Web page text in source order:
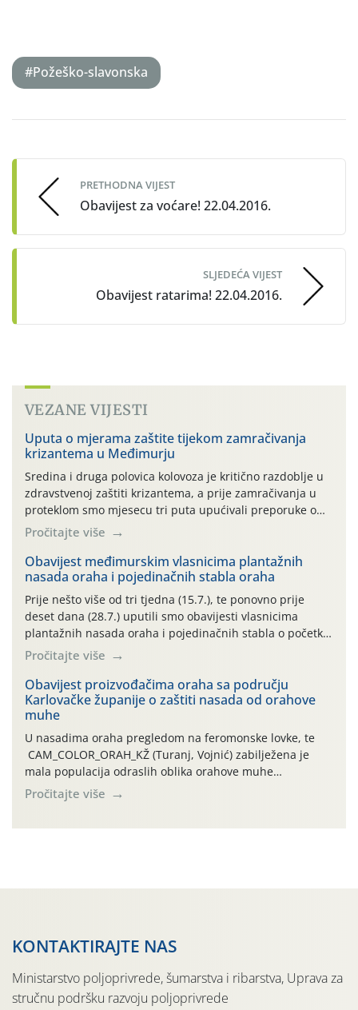
#Požeško-slavonska
navigation
PRETHODNA VIJEST
Obavijest za voćare! 22.04.2016.
SLJEDEĆA VIJEST
Obavijest ratarima! 22.04.2016.
VEZANE VIJESTI
Uputa o mjerama zaštite tijekom zamračivanja
krizantema u Međimurju
Sredina i druga polovica kolovoza je kritično razdoblje u
zdravstvenoj zaštiti krizantema, a prije zamračivanja u
proteklom smo mjesecu tri puta upućivali preporuke o
preventivnim mjerama zaštite krizantema od najčešćih
uzročnika bolesti, štetnika i fito-fagnih grinja (23.7., 14.7.,
06.7.)! Na početku ovog mjeseca je zabilježeno je
povijesno i ekstremno vruće meteorološko razdoblje, uz
najviše temperature […]
Pročitajte više
Obavijest međimurskim vlasnicima plantažnih
nasada oraha i pojedinačnih stabla oraha
Prije nešto više od tri tjedna (15.7.), te ponovno prije
deset dana (28.7.) uputili smo obavijesti vlasnicima
plantažnih nasada oraha i pojedinačnih stabla o početku
leta i ovogodišnjoj potrebi usmjerenog suzbijanja
orahove muhe (Rhagoletis completa)! Već dvanaest dana
traje drugi ovogodišnji “toplinski udar”, koji naročito
izražen zadnja šest dana (31.7.-05.8.), jer najviše
temperature zraka svakodnevno […]
Pročitajte više
Obavijest proizvođačima oraha sa području
Karlovačke županije o zaštiti nasada od orahove
muhe
U nasadima oraha pregledom na feromonske lovke, te
CAM_COLOR_ORAH_KŽ (Turanj, Vojnić) zabilježena je
mala populacija odraslih oblika orahove muhe
(Rhagoletis completa). Niska brojnost može se objasniti
činjenicom da je riječ o mladim nasadima s vrlo malim
Pročitajte više
KONTAKTIRAJTE NAS
Ministarstvo poljoprivrede, šumarstva i ribarstva, Uprava za
stručnu podršku razvoju poljoprivrede